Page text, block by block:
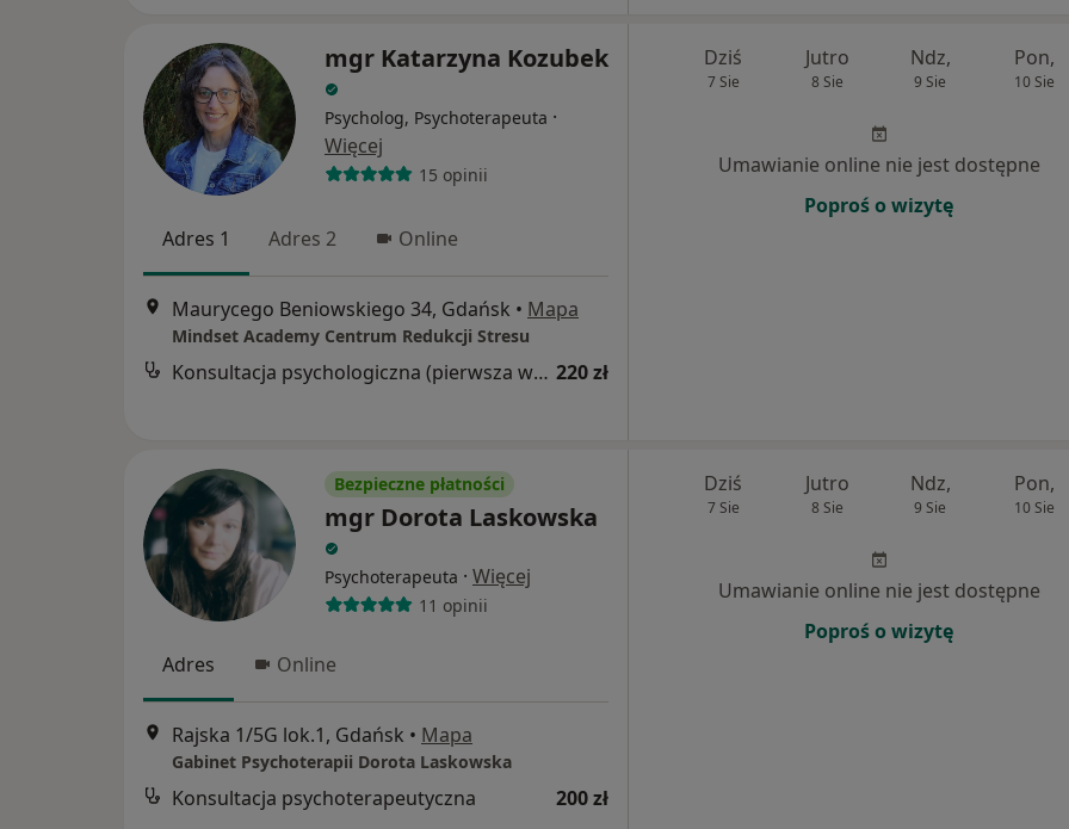
mgr Katarzyna Kozubek
Psycholog, Psychoterapeuta ·
Więcej
15 opinii
Adres 1 Adres 2 Online
Maurycego Beniowskiego 34, Gdańsk • Mapa
Mindset Academy Centrum Redukcji Stresu
Konsultacja psychologiczna (pierwsza wizyta) 220 zł
Dziś
7 Sie
Jutro
8 Sie
Ndz,
9 Sie
Pon,
10 Sie
Umawianie online nie jest dostępne
Poproś o wizytę
Bezpieczne płatności
mgr Dorota Laskowska
Psychoterapeuta · Więcej
11 opinii
Adres Online
Rajska 1/5G lok.1, Gdańsk • Mapa
Gabinet Psychoterapii Dorota Laskowska
Konsultacja psychoterapeutyczna 200 zł
Dziś
7 Sie
Jutro
8 Sie
Ndz,
9 Sie
Pon,
10 Sie
Umawianie online nie jest dostępne
Poproś o wizytę